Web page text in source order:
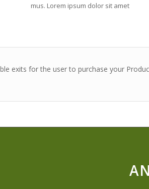
mus. Lorem ipsum dolor sit amet
exits for the user to purchase your